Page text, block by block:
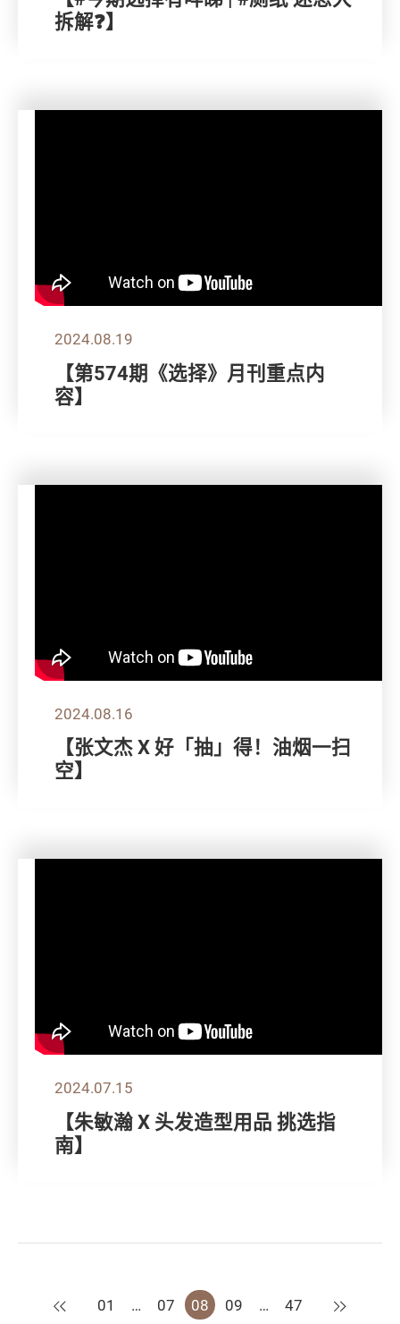
拆解❓】
2024.08.19
【第574期《选择》月刊重点内
容】
2024.08.16
【张文杰 X 好「抽」得！油烟一扫
空】
2024.07.15
【朱敏瀚 X 头发造型用品 挑选指
南】
上一页
01 … 07 08 09 … 47 下一页